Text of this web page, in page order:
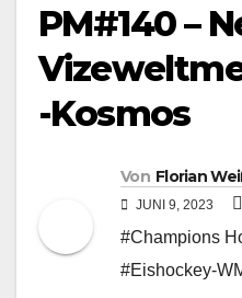
PM#140 –
-Kosmos
Von Florian
JUNI 9, 2023
#Champions
#Eishockey-